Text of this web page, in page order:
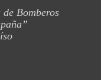
Bomberos